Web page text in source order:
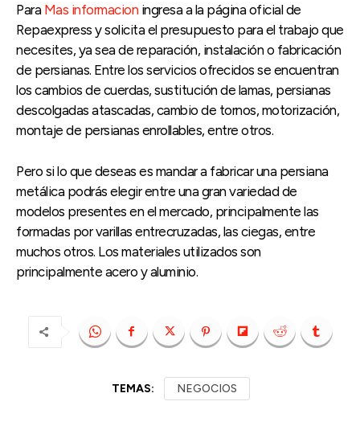
ParaMas informacion ingresa a la página oficial de
Repaexpress y solicita el presupuesto para el trabajo que
necesites, ya sea de reparación, instalación o fabricación
de persianas. Entre los servicios ofrecidos se encuentran
los cambios de cuerdas, sustitución de lamas, persianas
descolgadas atascadas, cambio de tornos, motorización,
montaje de persianas enrollables, entre otros.
Pero si lo que deseas es mandar a fabricar una persiana
metálica podrás elegir entre una gran variedad de
modelos presentes en el mercado, principalmente las
formadas por varillas entrecruzadas, las ciegas, entre
muchos otros. Los materiales utilizados son
principalmente acero y aluminio.
TEMAS: NEGOCIOS